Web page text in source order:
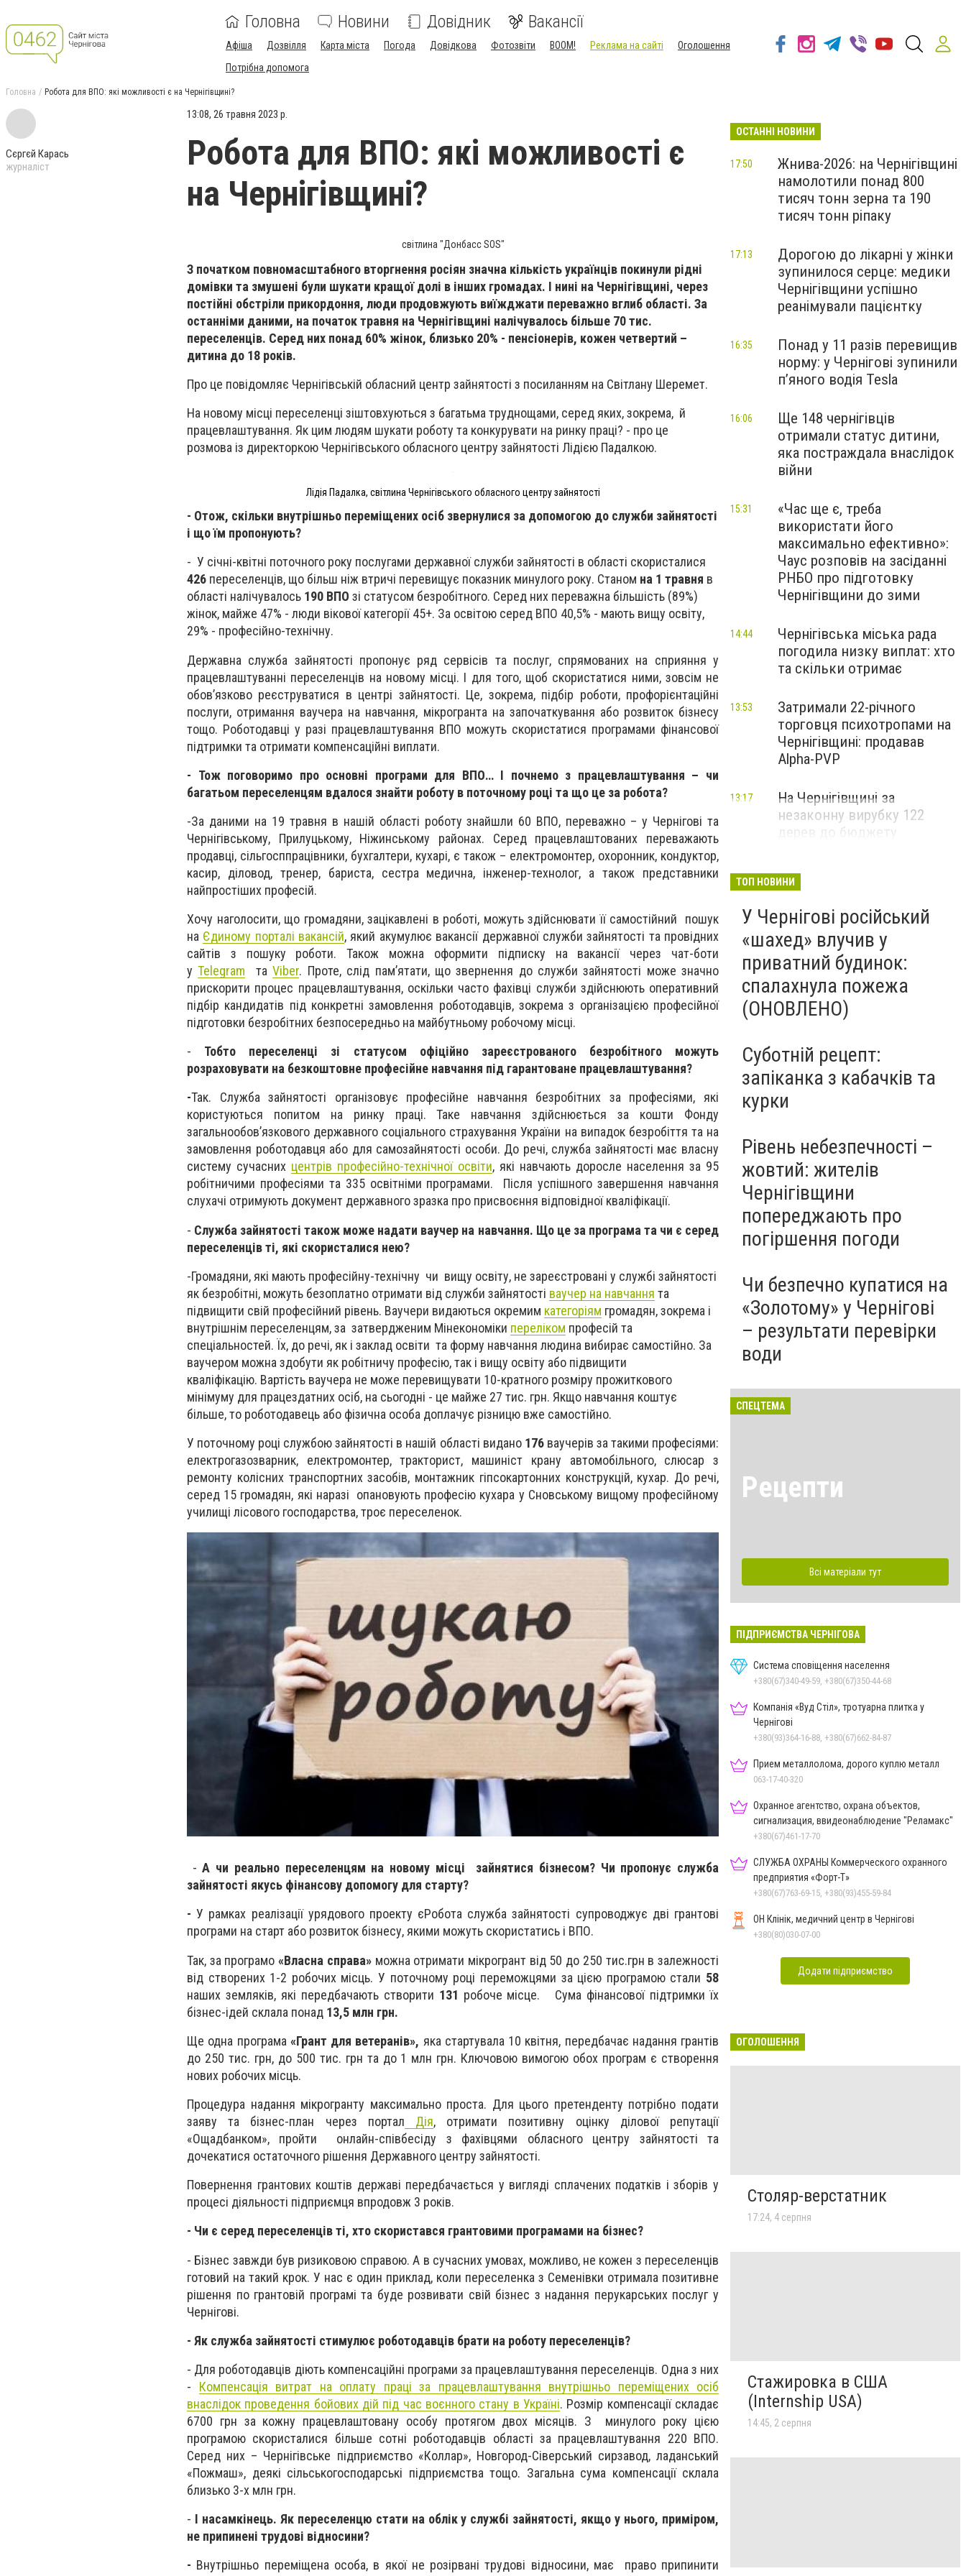
Головна Новини Довідник Вакансії
Афіша Дозвілля Карта міста Погода Довідкова Фотозвіти BOOM! Реклама на сайті
Оголошення
Потрібна допомога
Головна Робота для ВПО: які можливості є на Чернігівщині?
Сєргєй Карась
журналіст
13:08, 26 травня 2023 р.
Робота для ВПО: які можливості є
на Чернігівщині?
світлина "Донбасс SOS"
З початком повномасштабного вторгнення росіян значна кількість українців покинули рідні
домівки та змушені були шукати кращої долі в інших громадах. І нині на Чернігівщині, через
постійні обстріли прикордоння, люди продовжують виїжджати переважно вглиб області. За
останніми даними, на початок травня на Чернігівщині налічувалось більше 70 тис.
переселенців. Серед них понад 60% жінок, близько 20% - пенсіонерів, кожен четвертий –
дитина до 18 років.
Про це повідомляє Чернігівській обласний центр зайнятості з посиланням на Світлану Шеремет.
На новому місці переселенці зіштовхуються з багатьма труднощами, серед яких, зокрема, й
працевлаштування. Як цим людям шукати роботу та конкурувати на ринку праці? - про це
розмова із директоркою Чернігівського обласного центру зайнятості Лідією Падалкою.
Лідія Падалка, світлина Чернігівського обласного центру зайнятості
- Отож, скільки внутрішньо переміщених осіб звернулися за допомогою до служби зайнятості
і що їм пропонують?
- У січні-квітні поточного року послугами державної служби зайнятості в області скористалися
426 переселенців, що більш ніж втричі перевищує показник минулого року. Станом на 1 травня в
області налічувалось 190 ВПО зі статусом безробітного. Серед них переважна більшість (89%)
жінок, майже 47% - люди вікової категорії 45+. За освітою серед ВПО 40,5% - мають вищу освіту,
29% - професійно-технічну.
Державна служба зайнятості пропонує ряд сервісів та послуг, спрямованих на сприяння у
працевлаштуванні переселенців на новому місці. І для того, щоб скористатися ними, зовсім не
обов’язково реєструватися в центрі зайнятості. Це, зокрема, підбір роботи, профорієнтаційні
послуги, отримання ваучера на навчання, мікрогранта на започаткування або розвиток бізнесу
тощо. Роботодавці у разі працевлаштування ВПО можуть скористатися програмами фінансової
підтримки та отримати компенсаційні виплати.
- Тож поговоримо про основні програми для ВПО… І почнемо з працевлаштування – чи
багатьом переселенцям вдалося знайти роботу в поточному році та що це за робота?
-За даними на 19 травня в нашій області роботу знайшли 60 ВПО, переважно – у Чернігові та
Чернігівському, Прилуцькому, Ніжинському районах. Серед працевлаштованих переважають
продавці, сільгосппрацівники, бухгалтери, кухарі, є також – електромонтер, охоронник, кондуктор,
касир, діловод, тренер, бариста, сестра медична, інженер-технолог, а також представники
найпростіших професій.
Хочу наголосити, що громадяни, зацікавлені в роботі, можуть здійснювати її самостійний пошук
на Єдиному порталі вакансій, який акумулює вакансії державної служби зайнятості та провідних
сайтів з пошуку роботи. Також можна оформити підписку на вакансії через чат-боти
уTelegram таViber. Проте, слід пам’ятати, що звернення до служби зайнятості може значно
прискорити процес працевлаштування, оскільки часто фахівці служби здійснюють оперативний
підбір кандидатів під конкретні замовлення роботодавців, зокрема з організацією професійної
підготовки безробітних безпосередньо на майбутньому робочому місці.
- Тобто переселенці зі статусом офіційно зареєстрованого безробітного можуть
розраховувати на безкоштовне професійне навчання під гарантоване працевлаштування?
-Так. Служба зайнятості організовує професійне навчання безробітних за професіями, які
користуються попитом на ринку праці. Таке навчання здійснюється за кошти Фонду
загальнообов’язкового державного соціального страхування України на випадок безробіття та на
замовлення роботодавця або для самозайнятості особи. До речі, служба зайнятості має власну
систему сучасних центрів професійно-технічної освіти, які навчають доросле населення за 95
робітничими професіями та 335 освітніми програмами. Після успішного завершення навчання
слухачі отримують документ державного зразка про присвоєння відповідної кваліфікації.
- Служба зайнятості також може надати ваучер на навчання. Що це за програма та чи є серед
переселенців ті, які скористалися нею?
-Громадяни, які мають професійну-технічну чи вищу освіту, не зареєстровані у службі зайнятості
як безробітні, можуть безоплатно отримати від служби зайнятості ваучер на навчання та
підвищити свій професійний рівень. Ваучери видаються окремим категоріям громадян, зокрема і
внутрішнім переселенцям, за затвердженим Мінекономіки переліком професій та
спеціальностей. Їх, до речі, як і заклад освіти та форму навчання людина вибирає самостійно. За
ваучером можна здобути як робітничу професію, так і вищу освіту або підвищити
кваліфікацію. Вартість ваучера не може перевищувати 10-кратного розміру прожиткового
мінімуму для працездатних осіб, на сьогодні - це майже 27 тис. грн. Якщо навчання коштує
більше, то роботодавець або фізична особа доплачує різницю вже самостійно.
У поточному році службою зайнятості в нашій області видано 176ваучерів за такими професіями:
електрогазозварник, електромонтер, тракторист, машиніст крану автомобільного, слюсар з
ремонту колісних транспортних засобів, монтажник гіпсокартонних конструкцій, кухар. До речі,
серед 15 громадян, які наразі опановують професію кухара у Сновському вищому професійному
училищі лісового господарства, троє переселенок.
-А чи реально переселенцям на новому місці зайнятися бізнесом? Чи пропонує служба
зайнятості якусь фінансову допомогу для старту?
-У рамках реалізації урядового проекту єРобота служба зайнятості супроводжує дві грантові
програми на старт або розвиток бізнесу, якими можуть скористатись і ВПО.
Так, за програмо«Власна справа»можна отримати мікрогрант від 50 до 250 тис.грн в залежності
від створених 1-2 робочих місць. У поточному році переможцями за цією програмою стали 58
наших земляків, які передбачають створити 131 робоче місце. Сума фінансової підтримки їх
бізнес-ідей склала понад 13,5 млн грн.
Ще одна програма «Грант для ветеранів», яка стартувала 10 квітня, передбачає надання грантів
до 250 тис. грн, до 500 тис. грн та до 1 млн грн. Ключовою вимогою обох програм є створення
нових робочих місць.
Процедура надання мікрогранту максимально проста. Для цього претенденту потрібно подати
заяву та бізнес-план через портал Дія, отримати позитивну оцінку ділової репутації
«Ощадбанком», пройти онлайн-співбесіду з фахівцями обласного центру зайнятості та
дочекатися остаточного рішення Державного центру зайнятості.
Повернення грантових коштів державі передбачається у вигляді сплачених податків і зборів у
процесі діяльності підприємця впродовж 3 років.
- Чи є серед переселенців ті, хто скористався грантовими програмами на бізнес?
- Бізнес завжди був ризиковою справою. А в сучасних умовах, можливо, не кожен з переселенців
готовий на такий крок. У нас є один приклад, коли переселенка з Семенівки отримала позитивне
рішення по грантовій програмі та буде розвивати свій бізнес з надання перукарських послуг у
Чернігові.
- Як служба зайнятості стимулює роботодавців брати на роботу переселенців?
- Для роботодавців діють компенсаційні програми за працевлаштування переселенців. Одна з них
- Компенсація витрат на оплату праці за працевлаштування внутрішньо переміщених осіб
внаслідок проведення бойових дій під час воєнного стану в Україні. Розмір компенсації складає
6700 грн за кожну працевлаштовану особу протягом двох місяців. З минулого року цією
програмою скористалися більше сотні роботодавців області за працевлаштування 220 ВПО.
Серед них – Чернігівське підприємство «Коллар», Новгород-Сіверський сирзавод, ладанський
«Пожмаш», деякі сільськогосподарські підприємства тощо. Загальна сума компенсації склала
близько 3-х млн грн.
- І насамкінець. Як переселенцю стати на облік у службі зайнятості, якщо у нього, приміром,
не припинені трудові відносини?
- Внутрішньо переміщена особа, в якої не розірвані трудові відносини, має право припинити
ОСТАННІ НОВИНИ
Жнива-2026: на Чернігівщині
намолотили понад 800
тисяч тонн зерна та 190
тисяч тонн ріпаку
17:50
Дорогою до лікарні у жінки
зупинилося серце: медики
Чернігівщини успішно
реанімували пацієнтку
17:13
Понад у 11 разів перевищив
норму: у Чернігові зупинили
пʼяного водія Tesla
16:35
Ще 148 чернігівців
отримали статус дитини,
яка постраждала внаслідок
війни
16:06
«Час ще є, треба
використати його
максимально ефективно»:
Чаус розповів на засіданні
РНБО про підготовку
Чернігівщини до зими
15:31
Чернігівська міська рада
погодила низку виплат: хто
та скільки отримає
14:44
Затримали 22-річного
торговця психотропами на
Чернігівщині: продавав
Alpha-PVP
13:53
На Чернігівщині за
незаконну вирубку 122
дерев до бюджету
13:17
ТОП НОВИНИ
У Чернігові російський
«шахед» влучив у
приватний будинок:
спалахнула пожежа
(ОНОВЛЕНО)
Суботній рецепт:
запіканка з кабачків та
курки
Рівень небезпечності –
жовтий: жителів
Чернігівщини
попереджають про
погіршення погоди
Чи безпечно купатися на
«Золотому» у Чернігові
– результати перевірки
води
СПЕЦТЕМА
Рецепти
Всі матеріали тут
ПІДПРИЄМСТВА ЧЕРНІГОВА
Система сповіщення населення
+380(67)340-49-59, +380(67)350-44-68
Компанія «Вуд Стіл», тротуарна плитка у
Чернігові
+380(93)364-16-88, +380(67)662-84-87
Прием металлолома, дорого куплю металл
063-17-40-320
Охранное агентство, охрана объектов,
сигнализация, ввидеонаблюдение "Реламакс"
+380(67)461-17-70
СЛУЖБА ОХРАНЫ Коммерческого охранного
предприятия «Форт-Т»
+380(67)763-69-15, +380(93)455-59-84
ОН Клінік, медичний центр в Чернігові
+380(80)030-07-00
Додати підприємство
ОГОЛОШЕННЯ
Столяр-верстатник
17:24, 4 серпня
Стажировка в США
(Internship USA)
14:45, 2 серпня